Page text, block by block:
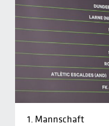
1. Mannschaft